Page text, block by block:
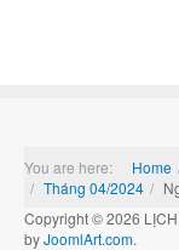
You are here: Home
Tháng 04/2024
Copyright © 2026
byJoomlArt.com.